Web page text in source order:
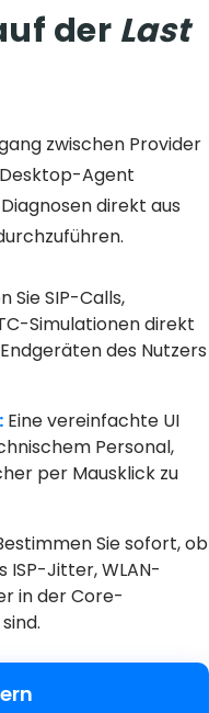
der Last
zwischen Provider
Agent
direkt aus
Sie SIP-Calls,
Simulationen direkt
des Nutzers
Eine vereinfachte UI
Personal,
per Mausklick zu
Sie sofort, ob
ISP-Jitter, WLAN-
in der Core-